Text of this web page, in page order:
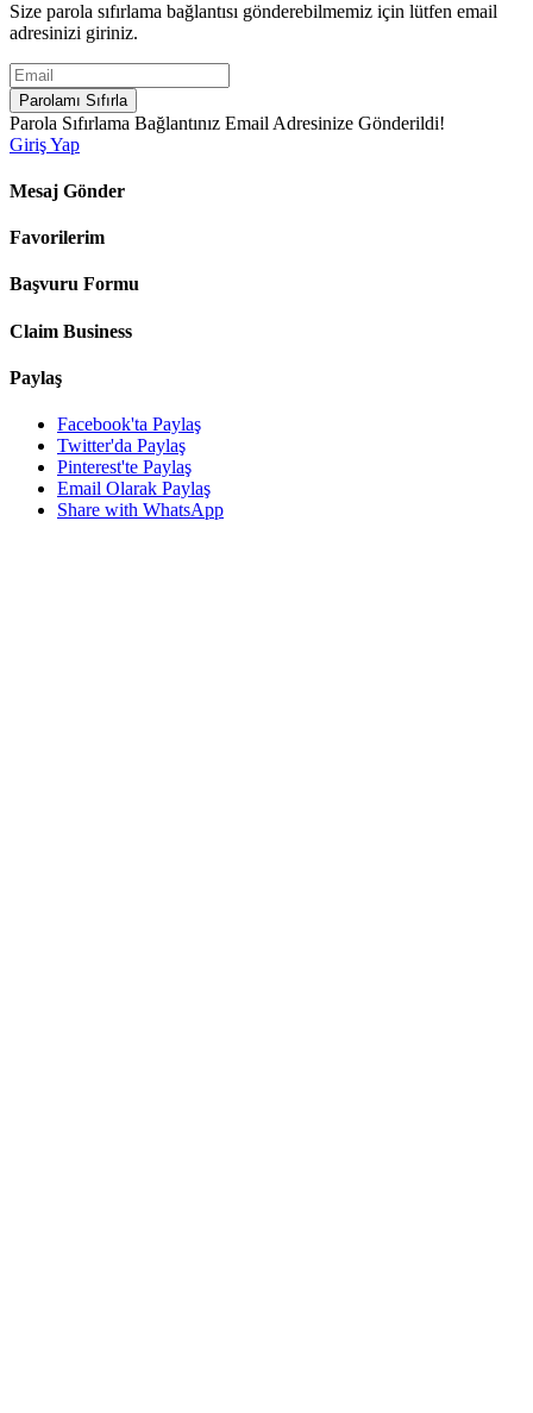
Size parola sıfırlama bağlantısı gönderebilmemiz için lütfen email
adresinizi giriniz.
Parolamı Sıfırla
Parola Sıfırlama Bağlantınız Email Adresinize Gönderildi!
Giriş Yap
Mesaj Gönder
Favorilerim
Başvuru Formu
Claim Business
Paylaş
Facebook'ta Paylaş
Twitter'da Paylaş
Pinterest'te Paylaş
Email Olarak Paylaş
Share with WhatsApp